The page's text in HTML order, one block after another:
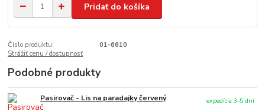
Pridať do košíka
Číslo produktu:
01-6610
Strážiť cenu / dostupnosť
Podobné produkty
Pasirovač - Lis na paradajky červený
expedícia 3-5 dní